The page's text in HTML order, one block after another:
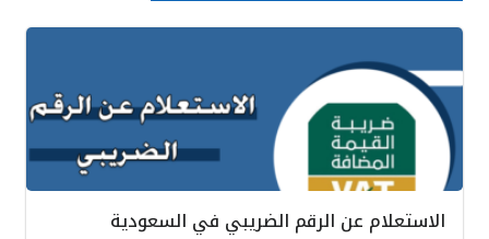
الاستعلام عن الرقم الضريبي في السعودية